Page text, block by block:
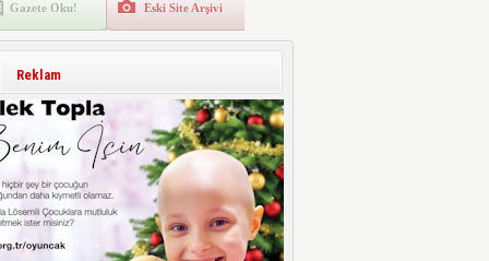
Gazete Oku! Eski Site Arşivi
Reklam